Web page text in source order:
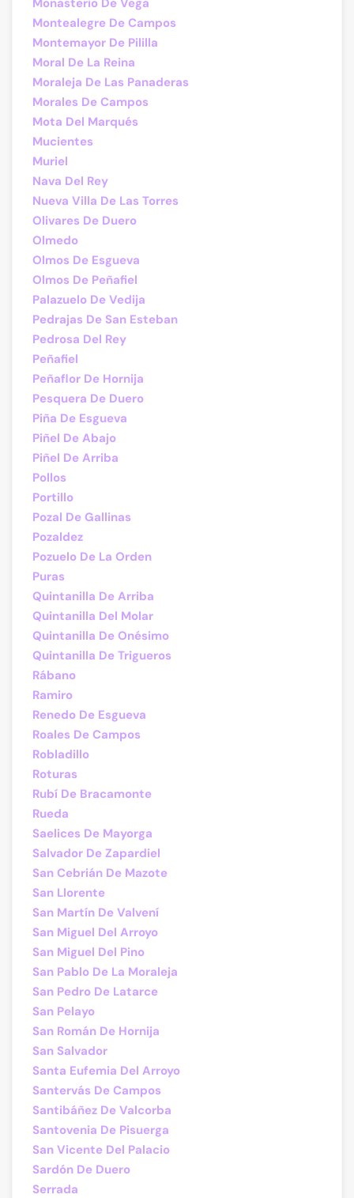
Monasterio De Vega
Montealegre De Campos
Montemayor De Pililla
Moral De La Reina
Moraleja De Las Panaderas
Morales De Campos
Mota Del Marqués
Mucientes
Muriel
Nava Del Rey
Nueva Villa De Las Torres
Olivares De Duero
Olmedo
Olmos De Esgueva
Olmos De Peñafiel
Palazuelo De Vedija
Pedrajas De San Esteban
Pedrosa Del Rey
Peñafiel
Peñaflor De Hornija
Pesquera De Duero
Piña De Esgueva
Piñel De Abajo
Piñel De Arriba
Pollos
Portillo
Pozal De Gallinas
Pozaldez
Pozuelo De La Orden
Puras
Quintanilla De Arriba
Quintanilla Del Molar
Quintanilla De Onésimo
Quintanilla De Trigueros
Rábano
Ramiro
Renedo De Esgueva
Roales De Campos
Robladillo
Roturas
Rubí De Bracamonte
Rueda
Saelices De Mayorga
Salvador De Zapardiel
San Cebrián De Mazote
San Llorente
San Martín De Valvení
San Miguel Del Arroyo
San Miguel Del Pino
San Pablo De La Moraleja
San Pedro De Latarce
San Pelayo
San Román De Hornija
San Salvador
Santa Eufemia Del Arroyo
Santervás De Campos
Santibáñez De Valcorba
Santovenia De Pisuerga
San Vicente Del Palacio
Sardón De Duero
Serrada